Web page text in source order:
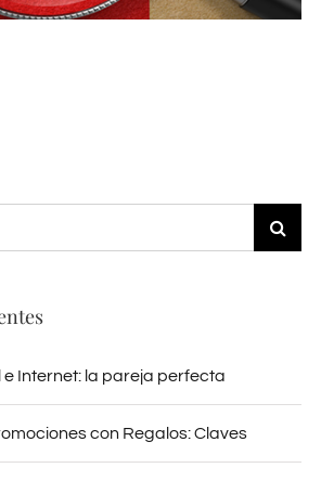
e Internet: la pareja perfecta
con Regalos: Claves